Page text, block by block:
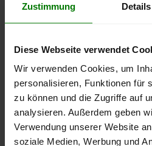
Zustimmung Details
Diese Webseite verwendet
Wir verwenden Cookies, um
personalisieren, Funktionen für
zu können und die Zugriffe auf
analysieren. Außerdem geben
Verwendung unserer Website
soziale Medien, Werbung und
lose Ware
September
2025
Januar
2026
250 €
300 €
400 €